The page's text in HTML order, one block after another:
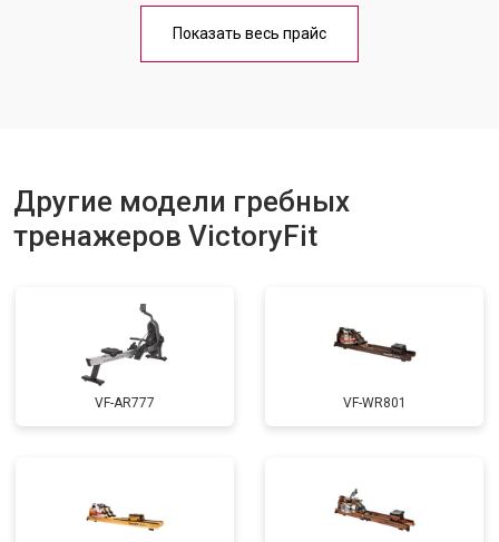
Показать весь прайс
Другие модели гребных
тренажеров VictoryFit
VF-AR777 VF-WR801